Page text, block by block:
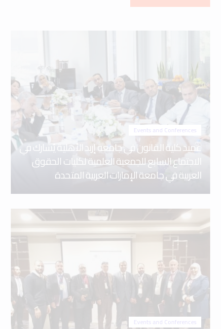
Events and Conferences
عميد كلية القانون في جامعة إربد الأهلية يُشارك في
الاجتماع السابع للجمعية العلمية لكليات الحقوق
العربية في جامعة الإمارات العربية المتحدة
Events and Conferences